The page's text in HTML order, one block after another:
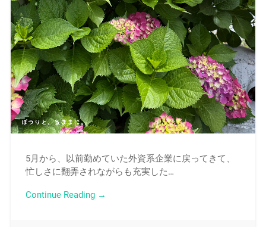
5月から、以前勤めていた外資系企業に戻ってきて、
忙しさに翻弄されながらも充実した…
Continue Reading →